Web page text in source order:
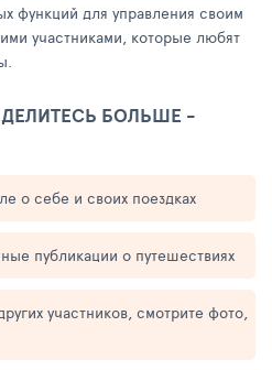
функций для управления своим
участниками, которые любят
БОЛЬШЕ -
о себе и своих поездках
публикации о путешествиях
участников, смотрите фото,